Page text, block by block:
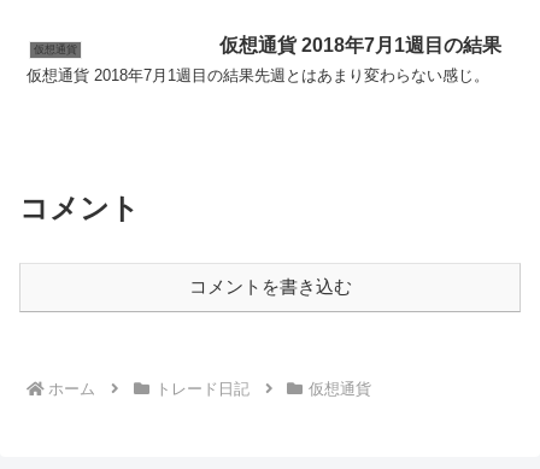
仮想通貨 仮想通貨 2018年7月1週目の結果
仮想通貨 2018年7月1週目の結果先週とはあまり変わらない感じ。
コメント
コメントを書き込む
ホーム トレード日記 仮想通貨